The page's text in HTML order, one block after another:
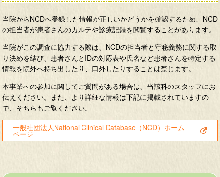
当院からNCDへ登録した情報が正しいかどうかを確認するため、NCD
の担当者が患者さんのカルテや診療記録を閲覧することがあります。
当院がこの調査に協力する際は、NCDの担当者と守秘義務に関する取
り決めを結び、患者さんとIDの対応表や氏名など患者さんを特定する
情報を院外へ持ち出したり、口外したりすることは禁じます。
本事業への参加に関してご質問がある場合は、当該科のスタッフにお
伝えください。また、より詳細な情報は下記に掲載されていますの
で、そちらもご覧ください。
一般社団法人National Clinical Database（NCD）ホーム
ページ